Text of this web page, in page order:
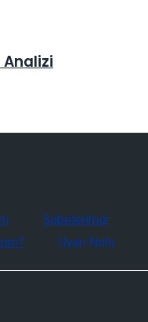
Analizi
Şubelerimiz
Uyarı Notu